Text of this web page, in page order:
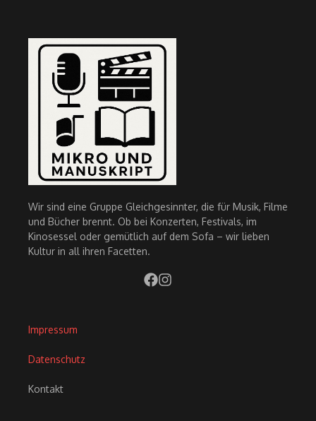
Wir sind eine Gruppe Gleichgesinnter, die für Musik, Filme
und Bücher brennt. Ob bei Konzerten, Festivals, im
Kinosessel oder gemütlich auf dem Sofa – wir lieben
Kultur in all ihren Facetten.
Impressum
Datenschutz
Kontakt